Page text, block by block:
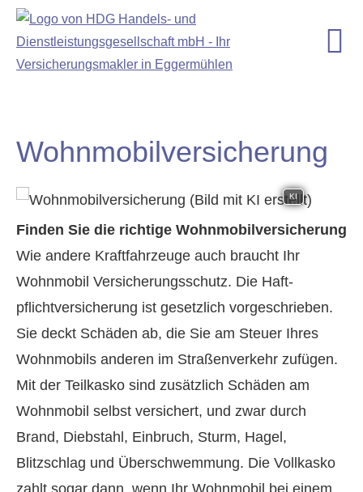
Wohnmobilversicherung
KI
Finden Sie die richtige Wohnmobilversicherung
Wie andere Kraftfahrzeuge auch braucht Ihr
Wohnmobil Versicherungsschutz. Die Haft­
pflichtversicherung ist gesetzlich vorgeschrieben.
Sie deckt Schäden ab, die Sie am Steuer Ihres
Wohnmobils anderen im Straßenverkehr zufügen.
Mit der Teilkasko sind zusätzlich Schäden am
Wohnmobil selbst versichert, und zwar durch
Brand, Diebstahl, Einbruch, Sturm, Hagel,
Blitzschlag und Überschwemmung. Die Vollkasko
zahlt sogar dann, wenn Ihr Wohnmobil bei einem